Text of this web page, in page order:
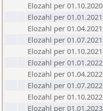
Elozahl per 01.10.2020
Elozahl per 01.01.2021
Elozahl per 01.04.2021
Elozahl per 01.07.2021
Elozahl per 01.10.2021
Elozahl per 01.01.2022
Elozahl per 01.04.2022
Elozahl per 01.07.2022
Elozahl per 01.10.2022
Elozahl per 01.01.2023